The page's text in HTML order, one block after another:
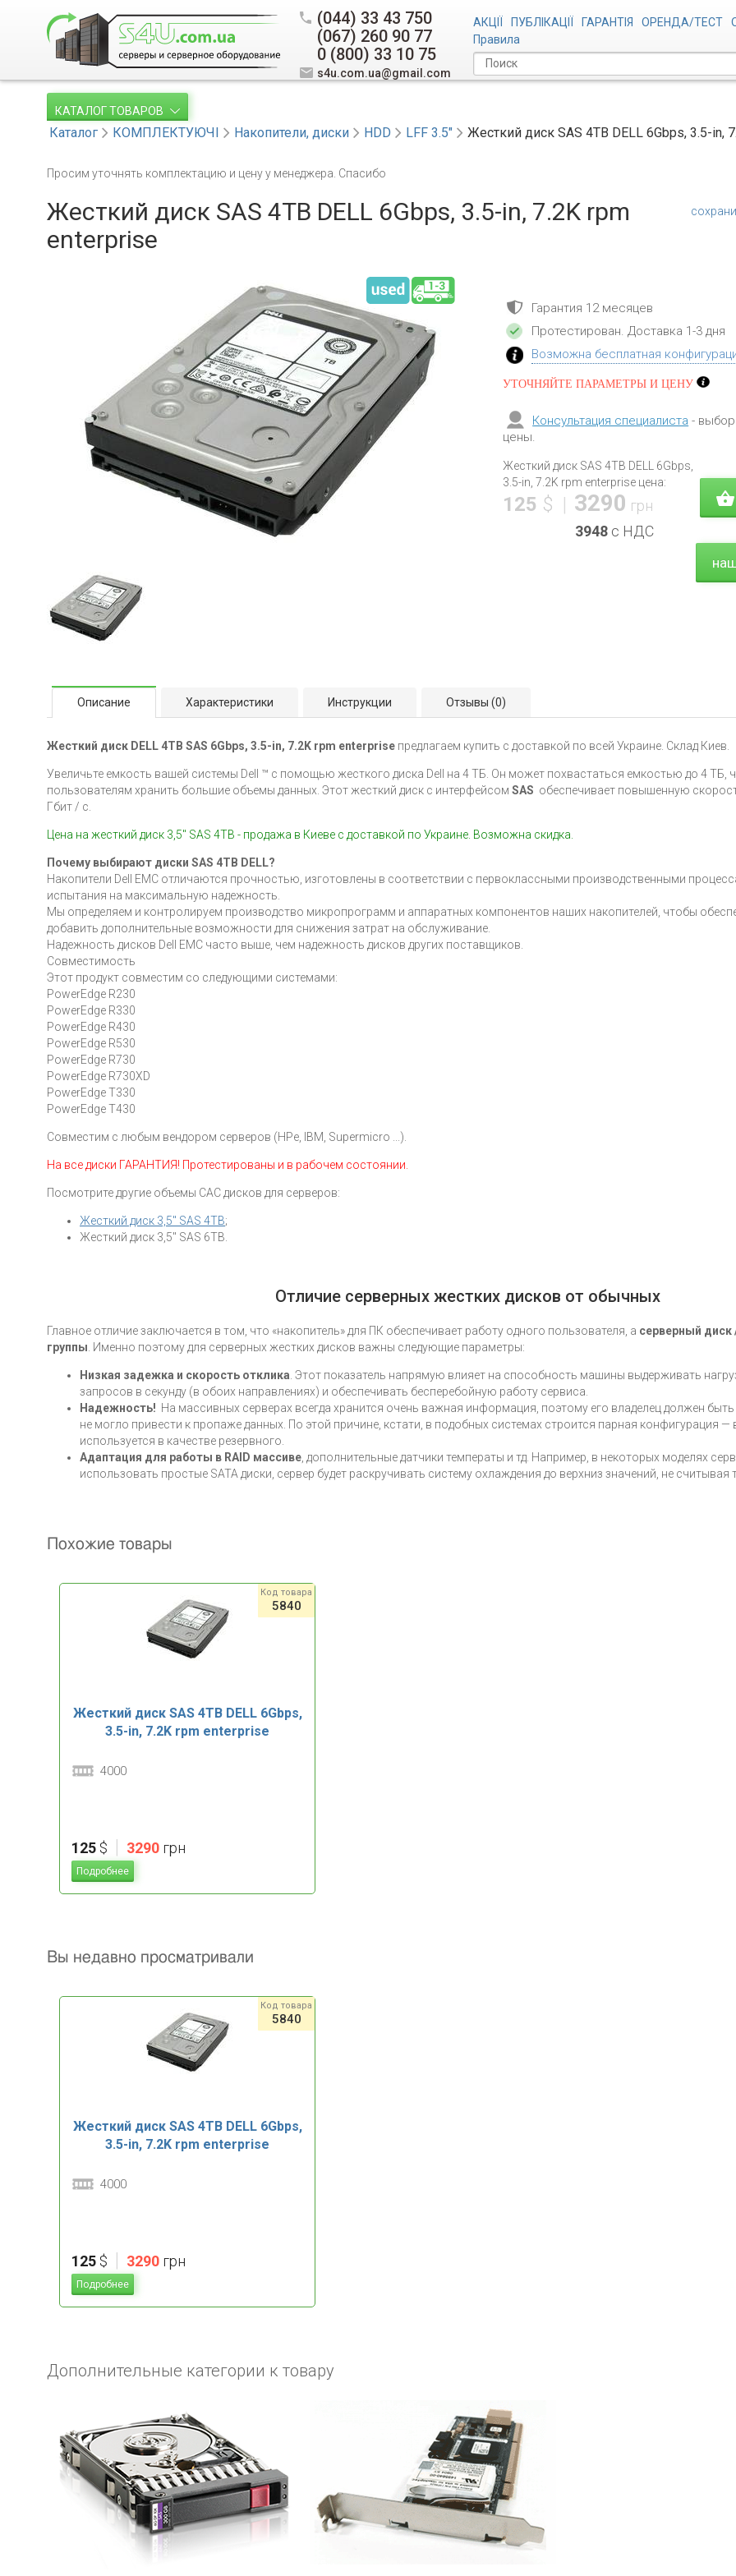
(044) 33 43 750
(067) 260 90 77
0 (800) 33 10 75
s4u.com.ua@gmail.com
АКЦІЇ ПУБЛІКАЦІЇ ГАРАНТІЯ ОРЕНДА/ТЕСТ
Правила
КАТАЛОГ ТОВАРОВ
Каталог КОМПЛЕКТУЮЧІ Накопители, диски HDD LFF 3.5" Жесткий диск SAS 4TB DELL 6Gbps, 3.5-in,
Просим уточнять комплектацию и цену у менеджера. Спасибо
Жесткий диск SAS 4TB DELL 6Gbps, 3.5-in, 7.2K rpm
enterprise
Гарантия 12 месяцев
Протестирован. Доставка 1-3 дня
Возможна бесплатная
УТОЧНЯЙТЕ ПАРАМЕТРЫ И ЦЕНУ
Консультация специалиста -
цены.
Жесткий диск SAS 4TB DELL 6Gbps,
3.5-in, 7.2K rpm enterprise цена:
125 $ | 3290 грн
3948 с НДС
Описание Характеристики Инструкции Отзывы (0)
Жесткий диск DELL 4TB SAS 6Gbps, 3.5-in, 7.2K rpm enterprise предлагаем купить с доставкой по всей Украине. Склад Киев.
Увеличьте емкость вашей системы Dell ™ с помощью жесткого диска Dell на 4 ТБ. Он может похвастаться емкостью до 4 ТБ,
пользователям хранить большие объемы данных. Этот жесткий диск с интерфейсом SAS обеспечивает повышенную
Гбит / с.
Цена на жесткий диск 3,5" SAS 4TB - продажа в Киеве с доставкой по Украине. Возможна скидка.
Почему выбирают диски SAS 4TB DELL?
Накопители Dell EMC отличаются прочностью, изготовлены в соответствии с первоклассными производственными
испытания на максимальную надежность.
Мы определяем и контролируем производство микропрограмм и аппаратных компонентов наших накопителей, чтобы
добавить дополнительные возможности для снижения затрат на обслуживание.
Надежность дисков Dell EMC часто выше, чем надежность дисков других поставщиков.
Совместимость
Этот продукт совместим со следующими системами:
PowerEdge R230
PowerEdge R330
PowerEdge R430
PowerEdge R530
PowerEdge R730
PowerEdge R730XD
PowerEdge T330
PowerEdge T430
Совместим с любым вендором серверов (HPe, IBM, Supermicro ...).
На все диски ГАРАНТИЯ! Протестированы и в рабочем состоянии.
Посмотрите другие объемы САС дисков для серверов:
Жесткий диск 3,5" SAS 4TB;
Жесткий диск 3,5" SAS 6TB.
Отличие серверных жестких дисков от обычных
Главное отличие заключается в том, что «накопитель» для ПК обеспечивает работу одного пользователя, а серверный
группы . Именно поэтому для серверных жестких дисков важны следующие параметры:
Низкая задежка и скорость отклика . Этот показатель напрямую влияет на способность машины выдерживать
запросов в секунду (в обоих направлениях) и обеспечивать бесперебойную работу сервиса.
Надежность! На массивных серверах всегда хранится очень важная информация, поэтому его владелец должен
не могло привести к пропаже данных. По этой причине, кстати, в подобных системах строится парная конфигурация —
используется в качестве резервного.
Адаптация для работы в RAID массиве , дополнительные датчики температы и тд. Например, в некоторых моделях
использовать простые SATA диски, сервер будет раскручивать систему охлаждения до верхниз значений, не считывая
Похожие товары
Жесткий диск SAS 4TB DELL 6Gbps,
3.5-in, 7.2K rpm enterprise
Код товара
5840
4000
125 $ | 3290 грн
Подробнее
Вы недавно просматривали
Жесткий диск SAS 4TB DELL 6Gbps,
3.5-in, 7.2K rpm enterprise
Код товара
5840
4000
125 $ | 3290 грн
Подробнее
Дополнительные категории к товару